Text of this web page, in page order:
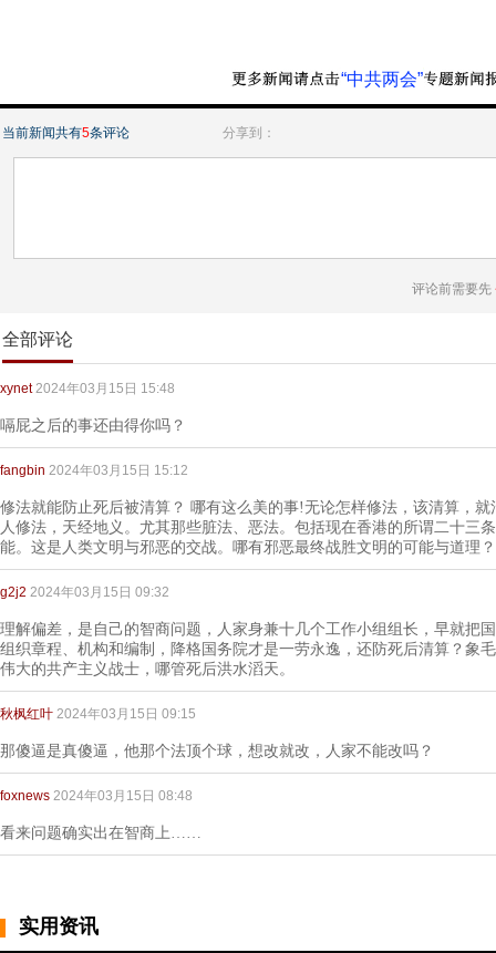
“中共两会”
当前新闻共有5条评论 分享到：
评论前需要先
全部评论
xynet 2024年03月15日 15:48
嗝屁之后的事还由得你吗？
fangbin 2024年03月15日 15:12
修法就能防止死后被清算？ 哪有这么美的事!无论怎样修法，该清算，
人修法，天经地义。尤其那些脏法、恶法。包括现在香港的所谓二十三
能。这是人类文明与邪恶的交战。哪有邪恶最终战胜文明的可能与道理？
g2j2 2024年03月15日 09:32
理解偏差，是自己的智商问题，人家身兼十几个工作小组组长，早就把
组织章程、机构和编制，降格国务院才是一劳永逸，还防死后清算？象
伟大的共产主义战士，哪管死后洪水滔天。
秋枫红叶 2024年03月15日 09:15
那傻逼是真傻逼，他那个法顶个球，想改就改，人家不能改吗？
foxnews 2024年03月15日 08:48
看来问题确实出在智商上……
实用资讯